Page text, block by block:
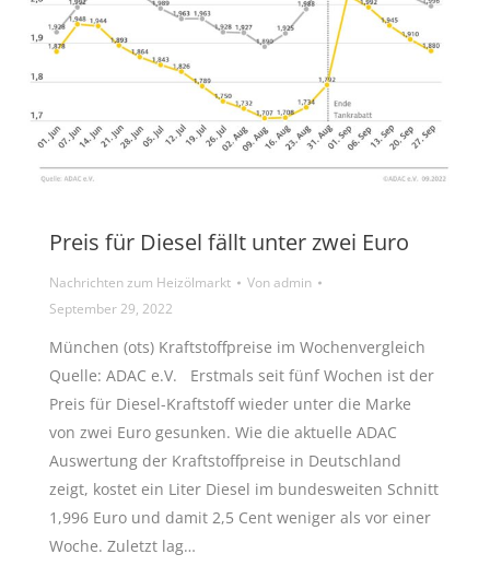
Preis für Diesel fällt unter zwei Euro
Nachrichten zum Heizölmarkt Vonadmin
September 29, 2022
München (ots) Kraftstoffpreise im Wochenvergleich
Quelle: ADAC e.V. Erstmals seit fünf Wochen ist der
Preis für Diesel-Kraftstoff wieder unter die Marke
von zwei Euro gesunken. Wie die aktuelle ADAC
Auswertung der Kraftstoffpreise in Deutschland
zeigt, kostet ein Liter Diesel im bundesweiten Schnitt
1,996 Euro und damit 2,5 Cent weniger als vor einer
Woche. Zuletzt lag…